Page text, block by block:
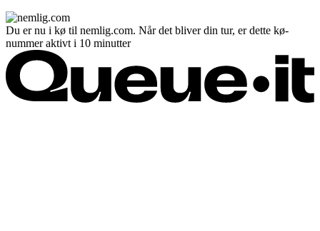
Du er nu i kø til nemlig.com. Når det bliver din tur, er dette kø-
nummer aktivt i 10 minutter